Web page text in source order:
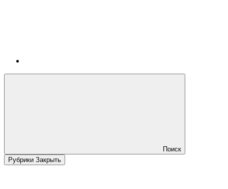
Поиск
Рубрики Закрыть